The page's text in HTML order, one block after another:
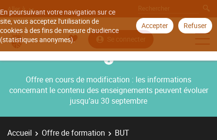
En poursuivant votre navigation sur ce
site, vous acceptez l'utilisation de
cookies à des fins de mesure d'audience
(statistiques anonymes).
Accepter Refuser
Aller à
Se connecter
Offre en cours de modification : les informations
concernant le contenu des enseignements peuvent évoluer
jusqu’au 30 septembre
Accueil Offre de formation
BUT